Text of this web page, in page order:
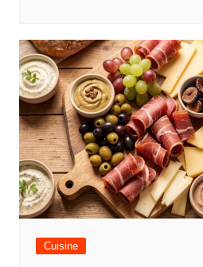
Cuisine